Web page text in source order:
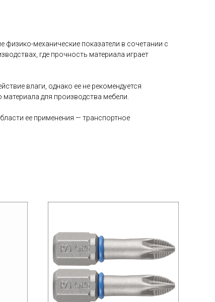
механические показатели в сочетании с
где прочность материала играет
влаги, однако ее не рекомендуется
для производства мебели.
ее применения — транспортное